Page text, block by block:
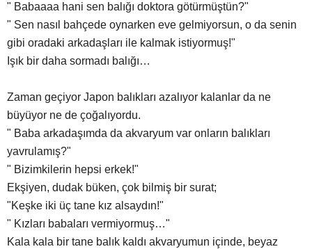
" Babaaaa hani sen balığı doktora götürmüştün?"
" Sen nasıl bahçede oynarken eve gelmiyorsun, o da senin
gibi oradaki arkadaşları ile kalmak istiyormuş!"
Işık bir daha sormadı balığı…
Zaman geçiyor Japon balıkları azalıyor kalanlar da ne
büyüyor ne de çoğalıyordu.
" Baba arkadaşımda da akvaryum var onların balıkları
yavrulamış?"
" Bizimkilerin hepsi erkek!"
Ekşiyen, dudak büken, çok bilmiş bir surat;
"Keşke iki üç tane kız alsaydın!"
" Kızları babaları vermiyormuş…"
Kala kala bir tane balık kaldı akvaryumun içinde, beyaz